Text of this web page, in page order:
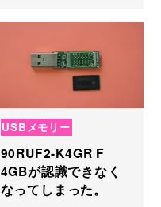
USBメモリー
90RUF2-K4GR F
4GBが認識できなく
なってしまった。